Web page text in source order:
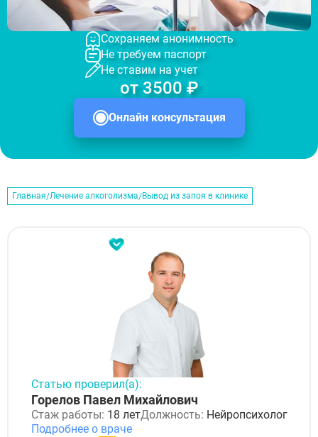
Сохраняем анонимность
Не требуем паспорт
Не ставим на учет
Онлайн консультация
от 3500 ₽
Главная Лечение алкоголизма Вывод из запоя в клинике
Статью проверил(а):
Горелов Павел Михайлович
Стаж работы: 18 летДолжность: Нейропсихолог
Подробнее о враче